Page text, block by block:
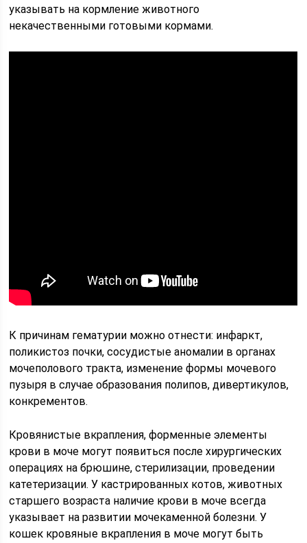
указывать на кормление животного
некачественными готовыми кормами.
К причинам гематурии можно отнести: инфаркт,
поликистоз почки, сосудистые аномалии в органах
мочеполового тракта, изменение формы мочевого
пузыря в случае образования полипов, дивертикулов,
конкрементов.
Кровянистые вкрапления, форменные элементы
крови в моче могут появиться после хирургических
операциях на брюшине, стерилизации, проведении
катетеризации. У кастрированных котов, животных
старшего возраста наличие крови в моче всегда
указывает на развитии мочекаменной болезни. У
кошек кровяные вкрапления в моче могут быть